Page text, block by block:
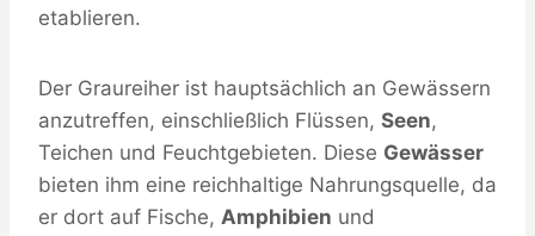
etablieren.
Der Graureiher ist hauptsächlich an Gewässern
anzutreffen, einschließlich Flüssen, Seen,
Teichen und Feuchtgebieten. Diese Gewässer
bieten ihm eine reichhaltige Nahrungsquelle, da
er dort auf Fische, Amphibien und